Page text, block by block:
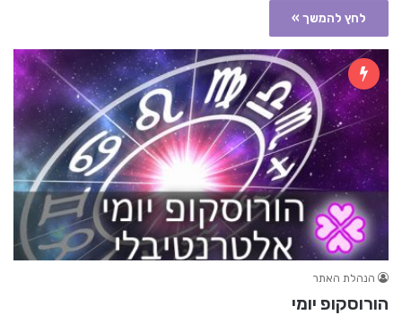
לחץ להמשך »
הנהלת האתר
הורוסקופ יומי